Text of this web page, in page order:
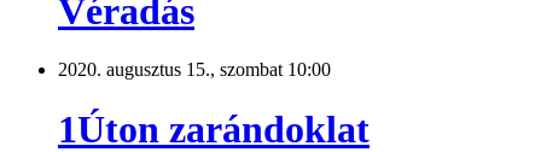
Véradás
2020. augusztus 15., szombat 10:00
1Úton zarándoklat